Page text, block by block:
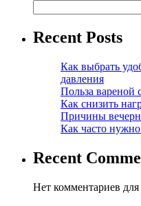
Recent Posts
Как выбрать
давления
Польза вареной
Как снизить
Причины
Как часто нужно
Recent
Нет комментариев